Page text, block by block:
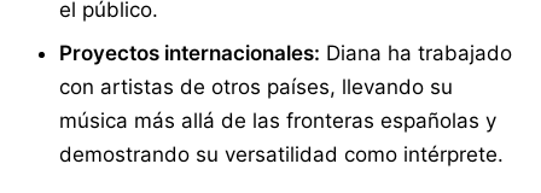
el público.
Proyectos internacionales: Diana ha trabajado
con artistas de otros países, llevando su
música más allá de las fronteras españolas y
demostrando su versatilidad como intérprete.